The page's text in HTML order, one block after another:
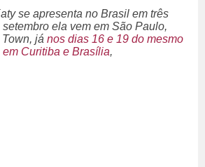
se apresenta no Brasil em três
ela vem em São Paulo,
Town, já nos dias 16 e 19 do mesmo
em Curitiba e Brasília,